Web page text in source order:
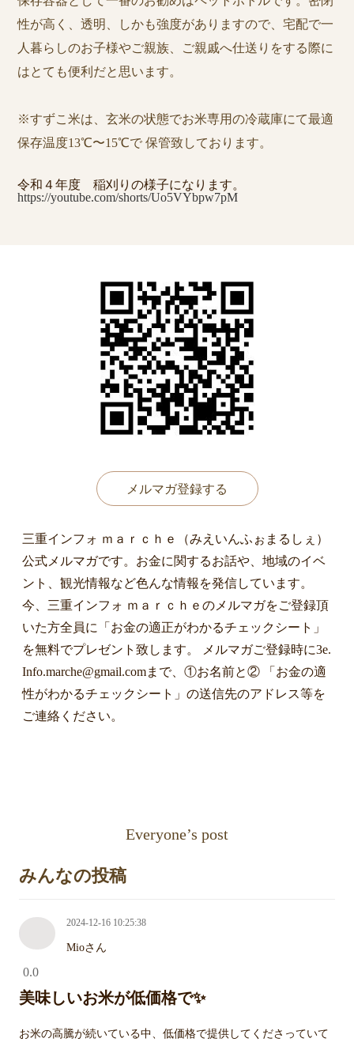
性が高く、透明、しかも強度がありますので、宅配で一
人暮らしのお子様やご親族、ご親戚へ仕送りをする際に
はとても便利だと思います。
※すずこ米は、玄米の状態でお米専用の冷蔵庫にて最適
保存温度13℃〜15℃で 保管致しております。
令和４年度 稲刈りの様子になります。
https://youtube.com/shorts/Uo5VYbpw7pM
メルマガ登録する
三重インフォ ｍａｒｃｈｅ（みえいんふぉまるしぇ）
公式メルマガです。お金に関するお話や、地域のイベ
ント、観光情報など色んな情報を発信しています。
今、三重インフォ ｍａｒｃｈｅのメルマガをご登録頂
いた方全員に「お金の適正がわかるチェックシート」
を無料でプレゼント致します。 メルマガご登録時に3e.
Info.marche@gmail.comまで、①お名前と② 「お金の適
性がわかるチェックシート」の送信先のアドレス等を
ご連絡ください。
Everyone’s post
みんなの投稿
2024-12-16 10:25:38
Mioさん
0.0
美味しいお米が低価格で✨
お米の高騰が続いている中、低価格で提供してくださっていて